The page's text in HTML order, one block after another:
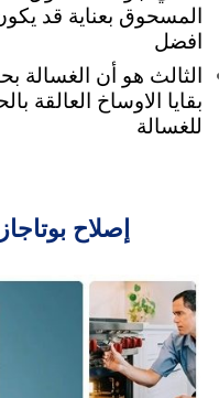
المسحوق بعناية قد
افضل
الثالث هو أن الغسالة
بقايا الاوساخ العالقة
للغسالة
إصلاح